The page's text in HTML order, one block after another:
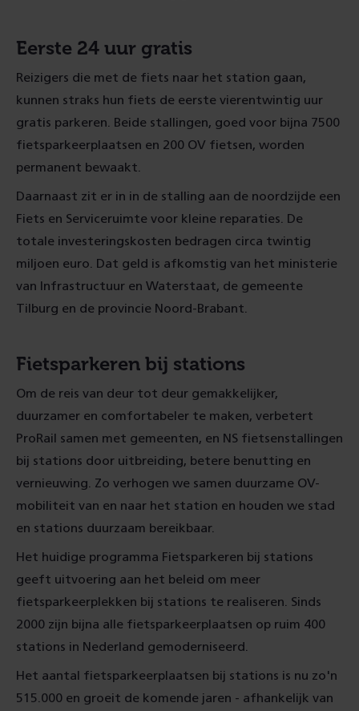
Eerste 24 uur gratis
Reizigers die met de fiets naar het station gaan,
kunnen straks hun fiets de eerste vierentwintig uur
gratis parkeren. Beide stallingen, goed voor bijna 7500
fietsparkeerplaatsen en 200 OV fietsen, worden
permanent bewaakt.
Daarnaast zit er in in de stalling aan de noordzijde een
Fiets en Serviceruimte voor kleine reparaties. De
totale investeringskosten bedragen circa twintig
miljoen euro. Dat geld is afkomstig van het ministerie
van Infrastructuur en Waterstaat, de gemeente
Tilburg en de provincie Noord-Brabant.
Fietsparkeren bij stations
Om de reis van deur tot deur gemakkelijker,
duurzamer en comfortabeler te maken, verbetert
ProRail samen met gemeenten, en NS fietsenstallingen
bij stations door uitbreiding, betere benutting en
vernieuwing. Zo verhogen we samen duurzame OV-
mobiliteit van en naar het station en houden we stad
en stations duurzaam bereikbaar.
Het huidige programma Fietsparkeren bij stations
geeft uitvoering aan het beleid om meer
fietsparkeerplekken bij stations te realiseren. Sinds
2000 zijn bijna alle fietsparkeerplaatsen op ruim 400
stations in Nederland gemoderniseerd.
Het aantal fietsparkeerplaatsen bij stations is nu zo'n
515.000 en groeit de komende jaren - afhankelijk van